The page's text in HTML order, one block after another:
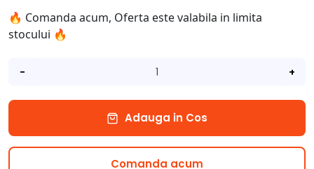
🔥 Comanda acum, Oferta este valabila in limita
stocului 🔥
- +
Adauga in Cos
Comanda acum